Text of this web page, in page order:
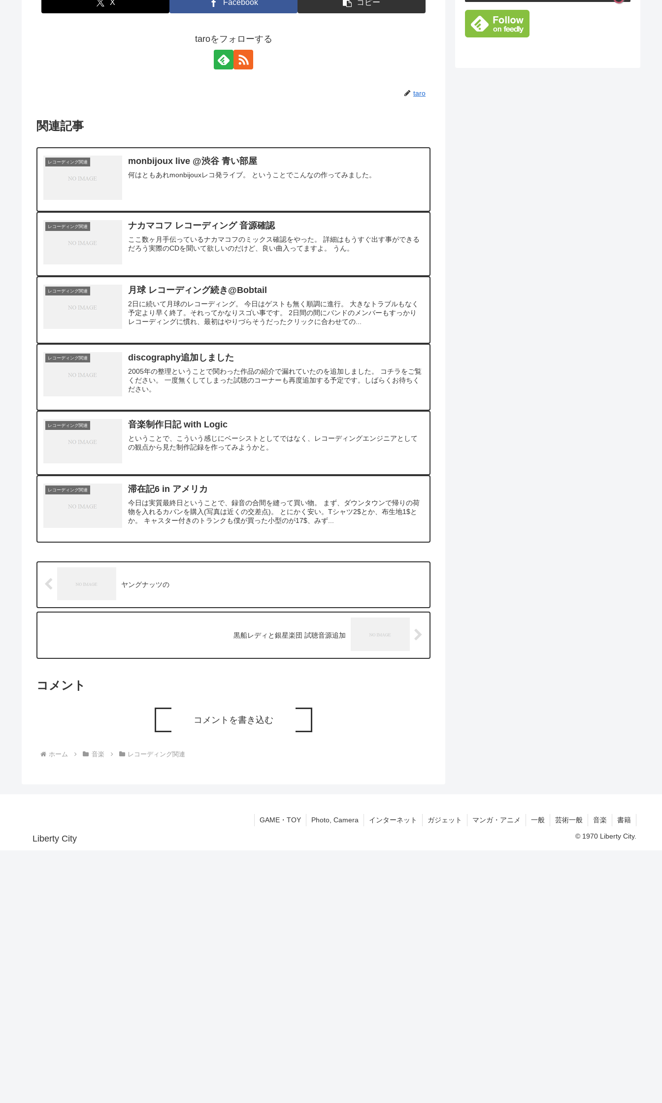
X Facebook コピー
taroをフォローする
taro
関連記事
レコーディング関連 monbijoux live @渋谷 青い部屋
何はともあれmonbijouxレコ発ライブ。 ということでこんなの作ってみました。
レコーディング関連 ナカマコフ レコーディング 音源確認
ここ数ヶ月手伝っているナカマコフのミックス確認をやった。 詳細はもうすぐ出す事ができる
だろう実際のCDを聞いて欲しいのだけど、良い曲入ってますよ。 うん。
レコーディング関連 月球 レコーディング続き@Bobtail
2日に続いて月球のレコーディング。 今日はゲストも無く順調に進行。 大きなトラブルもなく
予定より早く終了。それってかなりスゴい事です。 2日間の間にバンドのメンバーもすっかり
レコーディングに慣れ、最初はやりづらそうだったクリックに合わせての...
レコーディング関連 discography追加しました
2005年の整理ということで関わった作品の紹介で漏れていたのを追加しました。 コチラをご覧
ください。 一度無くしてしまった試聴のコーナーも再度追加する予定です。しばらくお待ちく
ださい。
レコーディング関連 音楽制作日記 with Logic
ということで、こういう感じにベーシストとしてではなく、レコーディングエンジニアとして
の観点から見た制作記録を作ってみようかと。
レコーディング関連 滞在記6 in アメリカ
今日は実質最終日ということで、録音の合間を縫って買い物。 まず、ダウンタウンで帰りの荷
物を入れるカバンを購入(写真は近くの交差点)。 とにかく安い。Tシャツ2$とか、布生地1$と
か。 キャスター付きのトランクも僕が買った小型のが17$、みず...
ヤングナッツの
黒船レディと銀星楽団 試聴音源追加
コメント
コメントを書き込む
ホーム 音楽 レコーディング関連
Liberty City
GAME・TOY Photo, Camera インターネット ガジェット マンガ・アニメ 一般 芸術一般 音楽 書籍
© 1970 Liberty City.